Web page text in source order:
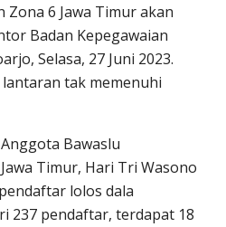
6 Jawa Timur akan
Badan Kepegawaian
Selasa, 27 Juni 2023.
tak memenuhi
Bawaslu
Timur, Hari Tri Wasono
lolos dala
237 pendaftar, terdapat 18